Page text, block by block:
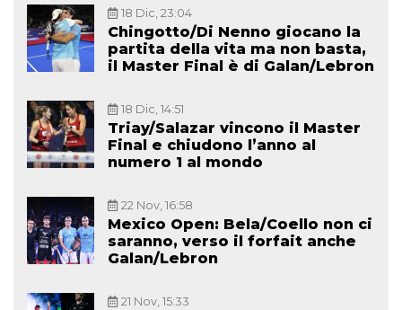
18 Dic, 23:04
Chingotto/Di Nenno giocano la
partita della vita ma non basta,
il Master Final è di Galan/Lebron
18 Dic, 14:51
Triay/Salazar vincono il Master
Final e chiudono l’anno al
numero 1 al mondo
22 Nov, 16:58
Mexico Open: Bela/Coello non ci
saranno, verso il forfait anche
Galan/Lebron
21 Nov, 15:33